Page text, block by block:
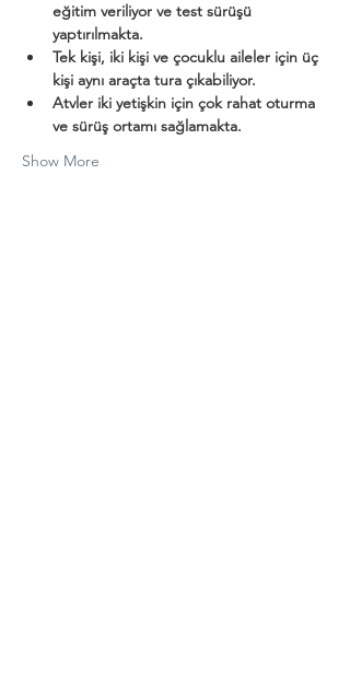
eğitim veriliyor ve test sürüşü
yaptırılmakta.
Tek kişi, iki kişi ve çocuklu aileler için üç
kişi aynı araçta tura çıkabiliyor.
Atvler iki yetişkin için çok rahat oturma
ve sürüş ortamı sağlamakta.
Show More